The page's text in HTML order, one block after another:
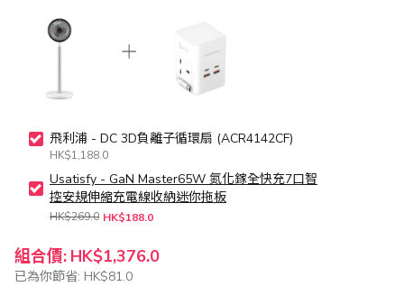
組合價: HK$1,376.0
已為你節省: HK$81.0
飛利浦 - DC 3D負離子循環扇 (ACR4142CF)
HK$1,188.0
Usatisfy - GaN Master65W 氮化鎵全快充7口智
控安規伸縮充電線收納迷你拖板
HK$269.0 HK$188.0